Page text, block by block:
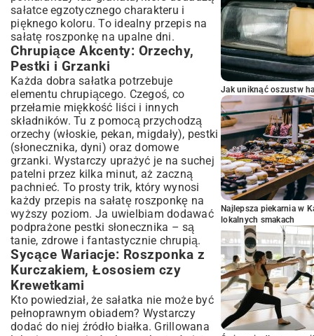
sałatce egzotycznego charakteru i
pięknego koloru. To idealny przepis na
sałatę roszponkę na upalne dni.
Chrupiące Akcenty: Orzechy,
Pestki i Grzanki
Każda dobra sałatka potrzebuje
elementu chrupiącego. Czegoś, co
przełamie miękkość liści i innych
składników. Tu z pomocą przychodzą
orzechy (włoskie, pekan, migdały), pestki
(słonecznika, dyni) oraz domowe
grzanki. Wystarczy uprażyć je na suchej
patelni przez kilka minut, aż zaczną
pachnieć. To prosty trik, który wynosi
każdy przepis na sałatę roszponkę na
wyższy poziom. Ja uwielbiam dodawać
podprażone pestki słonecznika – są
tanie, zdrowe i fantastycznie chrupią.
Sycące Wariacje: Roszponka z
Kurczakiem, Łososiem czy
Krewetkami
Kto powiedział, że sałatka nie może być
pełnoprawnym obiadem? Wystarczy
dodać do niej źródło białka. Grillowana
Jak uniknąć oszustw
Najlepsza piekarnia w
lokalnych smakach